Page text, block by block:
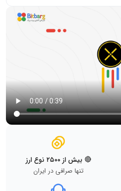
🔴 بیش از ۲۵۰۰ نوع ارز
تنها صرافی در ایران